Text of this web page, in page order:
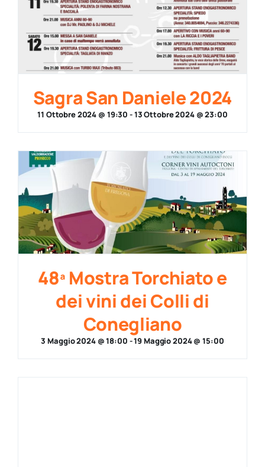
Sagra San Daniele 2024
11 Ottobre 2024 @ 19:30 -13 Ottobre 2024 @ 23:00
48ª Mostra Torchiato e
dei vini dei Colli di
Conegliano
3 Maggio 2024 @ 18:00 -19 Maggio 2024 @ 15:00